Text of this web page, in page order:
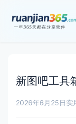
新图吧工具
2026年6月25日实